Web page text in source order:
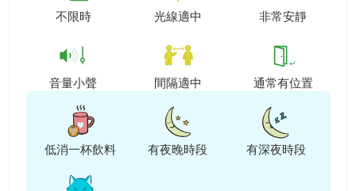
不限時 光線適中 非常安靜
音量小聲 間隔適中 通常有位置
低消一杯飲料 有夜晚時段 有深夜時段